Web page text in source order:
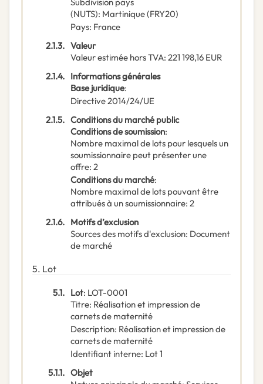
(NUTS): Martinique(FRY20)
Pays: France
2.1.3. Valeur
Valeur estimée hors TVA: 221 198,16 EUR
2.1.4. Informations générales
Base juridique:
Directive 2014/24/UE
2.1.5. Conditions du marché public
Conditions de soumission:
Nombre maximal de lots pour lesquels un
soumissionnaire peut présenter une
offre: 2
Conditions du marché:
Nombre maximal de lots pouvant être
attribués à un soumissionnaire: 2
2.1.6. Motifs d’exclusion
Sources des motifs d'exclusion: Document
de marché
5. Lot
5.1. Lot: LOT-0001
Titre: Réalisation et impression de
carnets de maternité
Description: Réalisation et impression de
carnets de maternité
Identifiant interne: Lot 1
5.1.1. Objet